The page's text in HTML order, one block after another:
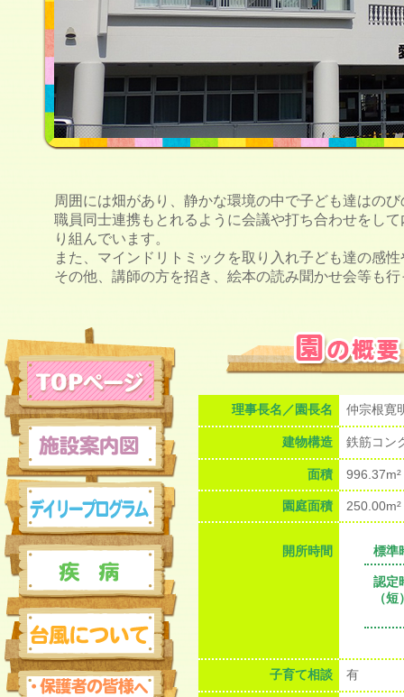
周囲には畑があり、静かな環境の中で子ども達はの
職員同士連携もとれるように会議や打ち合わせをし
り組んでいます。
また、マインドリトミックを取り入れ子ども達の感
その他、講師の方を招き、絵本の読み聞かせ会等も
>ホーム
施設案内図
デイリープログラム
疾病
台風について
理事長名／園長名 仲宗根寛
建物構造 鉄筋コン
面積 996.37m²
園庭面積 250.00m²
開所時間 標準
認定
（短
子育て相談 有